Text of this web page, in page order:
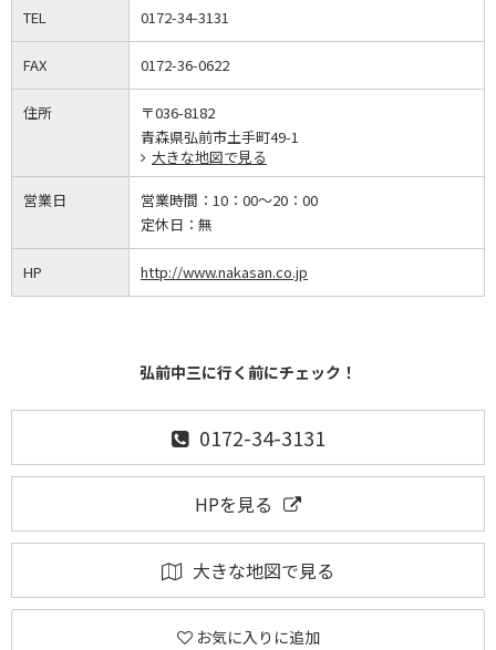
TEL 0172-34-3131
FAX 0172-36-0622
住所
〒036-8182
青森県弘前市土手町49-1
大きな地図で見る
営業日 営業時間： 10：00～20：00
定休日： 無
HP http://www.nakasan.co.jp
弘前中三に行く前にチェック！
0172-34-3131
HPを見る
大きな地図で見る
お気に入りに追加